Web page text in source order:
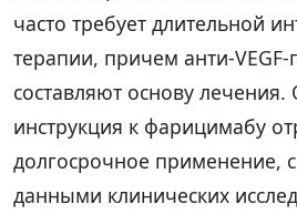
часто требует длительной
терапии, причем анти-
составляют основу
инструкция к фарицимабу
долгосрочное применение,
данными клинических